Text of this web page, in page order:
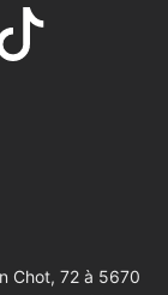
Chot, 72 à 5670